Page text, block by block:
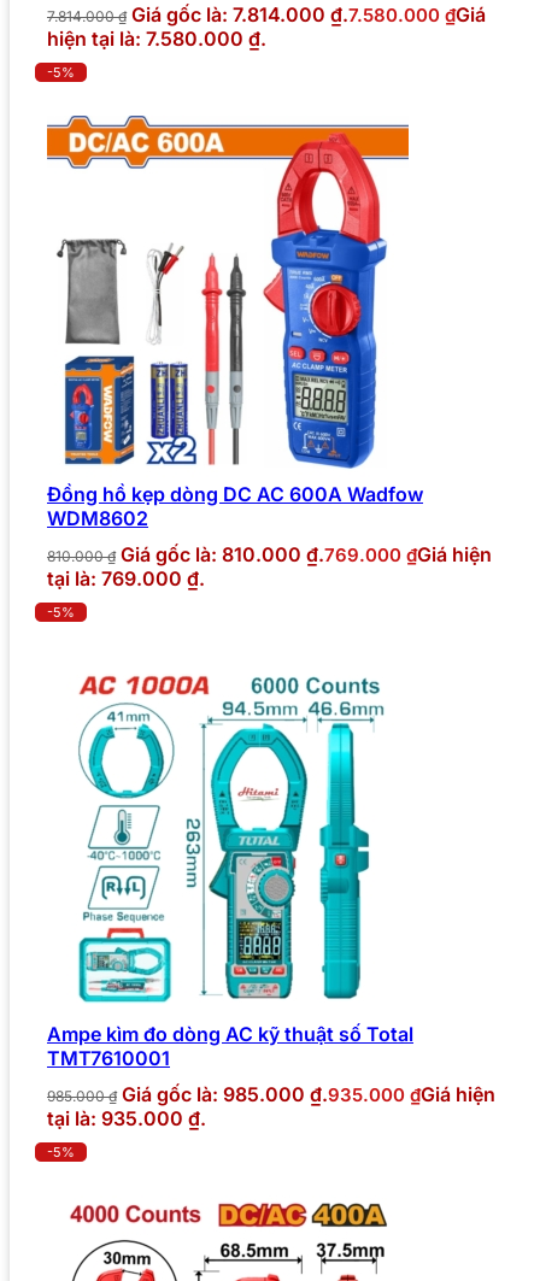
7.814.000₫ Giá gốc là: 7.814.000 ₫.7.580.000 ₫Giá
hiện tại là: 7.580.000 ₫.
-5%
Đồng hồ kẹp dòng DC AC 600A Wadfow
WDM8602
810.000₫ Giá gốc là: 810.000 ₫.769.000 ₫Giá hiện
tại là: 769.000 ₫.
-5%
Ampe kìm đo dòng AC kỹ thuật số Total
TMT7610001
985.000₫ Giá gốc là: 985.000 ₫.935.000 ₫Giá hiện
tại là: 935.000 ₫.
-5%